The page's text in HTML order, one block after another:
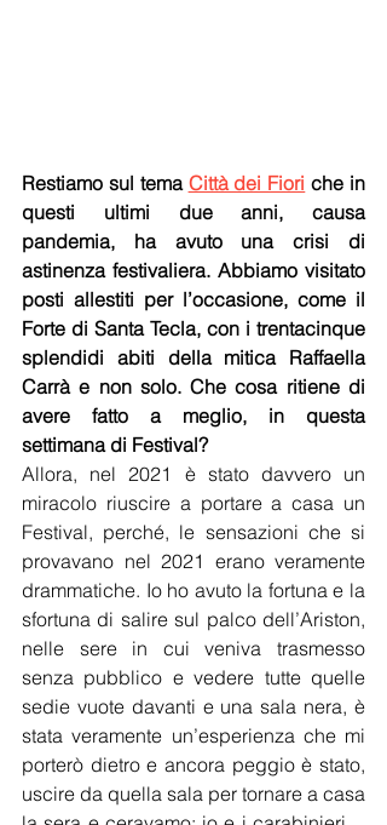
Restiamo sul tema Città dei Fiori che in
questi ultimi due anni, causa
pandemia, ha avuto una crisi di
astinenza festivaliera. Abbiamo visitato
posti allestiti per l’occasione, come il
Forte di Santa Tecla, con i trentacinque
splendidi abiti della mitica Raffaella
Carrà e non solo. Che cosa ritiene di
avere fatto a meglio, in questa
settimana di Festival?
Allora, nel 2021 è stato davvero un
miracolo riuscire a portare a casa un
Festival, perché, le sensazioni che si
provavano nel 2021 erano veramente
drammatiche. Io ho avuto la fortuna e la
sfortuna di salire sul palco dell’Ariston,
nelle sere in cui veniva trasmesso
senza pubblico e vedere tutte quelle
sedie vuote davanti e una sala nera, è
stata veramente un’esperienza che mi
porterò dietro e ancora peggio è stato,
uscire da quella sala per tornare a casa